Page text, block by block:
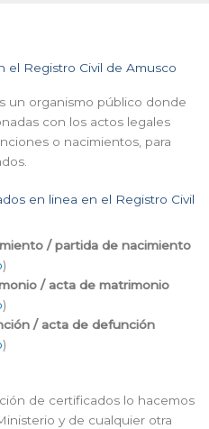
el Registro Civil de Amusco
un organismo público donde
con los actos legales
o nacimientos, para
en linea en el Registro Civil
/ partida de nacimiento
)
/ acta de matrimonio
)
/ acta de defunción
)
de certificados lo hacemos
y de cualquier otra